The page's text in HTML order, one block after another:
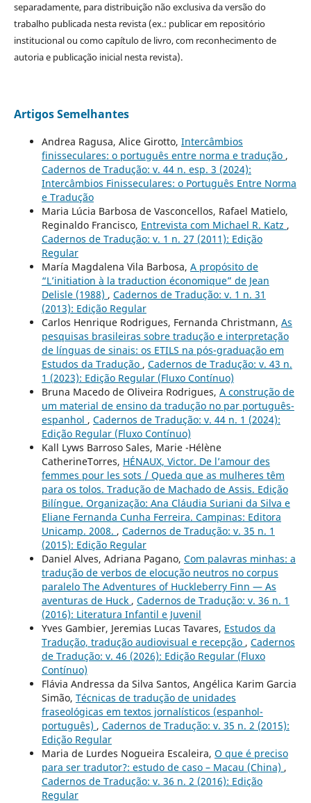
separadamente, para distribuição não exclusiva da versão do
trabalho publicada nesta revista (ex.: publicar em repositório
institucional ou como capítulo de livro, com reconhecimento de
autoria e publicação inicial nesta revista).
Artigos Semelhantes
Andrea Ragusa, Alice Girotto, Intercâmbios
finisseculares: o português entre norma e tradução ,
Cadernos de Tradução: v. 44 n. esp. 3 (2024):
Intercâmbios Finisseculares: o Português Entre Norma
e Tradução
Maria Lúcia Barbosa de Vasconcellos, Rafael Matielo,
Reginaldo Francisco, Entrevista com Michael R. Katz ,
Cadernos de Tradução: v. 1 n. 27 (2011): Edição
Regular
María Magdalena Vila Barbosa, A propósito de
“L’initiation à la traduction économique” de Jean
Delisle (1988) , Cadernos de Tradução: v. 1 n. 31
(2013): Edição Regular
Carlos Henrique Rodrigues, Fernanda Christmann, As
pesquisas brasileiras sobre tradução e interpretação
de línguas de sinais: os ETILS na pós-graduação em
Estudos da Tradução , Cadernos de Tradução: v. 43 n.
1 (2023): Edição Regular (Fluxo Contínuo)
Bruna Macedo de Oliveira Rodrigues, A construção de
um material de ensino da tradução no par português-
espanhol , Cadernos de Tradução: v. 44 n. 1 (2024):
Edição Regular (Fluxo Contínuo)
Kall Lyws Barroso Sales, Marie -Hélène
CatherineTorres, HÉNAUX, Victor. De l’amour des
femmes pour les sots / Queda que as mulheres têm
para os tolos. Tradução de Machado de Assis. Edição
Bilíngue. Organização: Ana Cláudia Suriani da Silva e
Eliane Fernanda Cunha Ferreira. Campinas: Editora
Unicamp. 2008. , Cadernos de Tradução: v. 35 n. 1
(2015): Edição Regular
Daniel Alves, Adriana Pagano, Com palavras minhas: a
tradução de verbos de elocução neutros no corpus
paralelo The Adventures of Huckleberry Finn — As
aventuras de Huck , Cadernos de Tradução: v. 36 n. 1
(2016): Literatura Infantil e Juvenil
Yves Gambier, Jeremias Lucas Tavares, Estudos da
Tradução, tradução audiovisual e recepção , Cadernos
de Tradução: v. 46 (2026): Edição Regular (Fluxo
Contínuo)
Flávia Andressa da Silva Santos, Angélica Karim Garcia
Simão, Técnicas de tradução de unidades
fraseológicas em textos jornalísticos (espanhol-
português) , Cadernos de Tradução: v. 35 n. 2 (2015):
Edição Regular
Maria de Lurdes Nogueira Escaleira, O que é preciso
para ser tradutor?: estudo de caso – Macau (China) ,
Cadernos de Tradução: v. 36 n. 2 (2016): Edição
Regular